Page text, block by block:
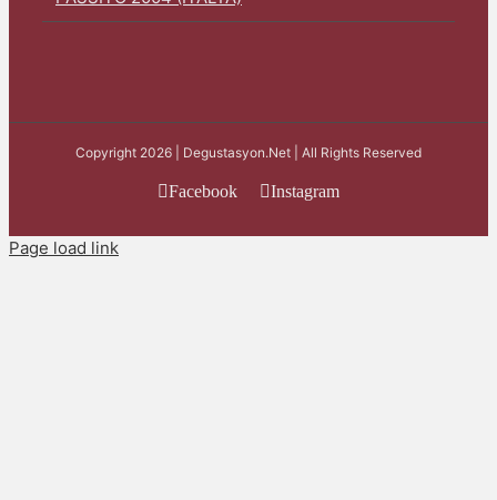
Copyright 2026 | Degustasyon.Net | All Rights Reserved
Facebook Instagram
Page load link